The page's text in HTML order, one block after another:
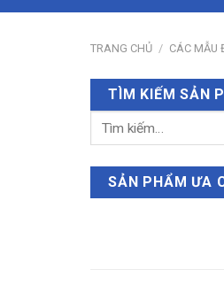
TRANG CHỦ / CÁC MẪU
TÌM KIẾM SẢN
Tìm
SẢN PHẨM ƯA